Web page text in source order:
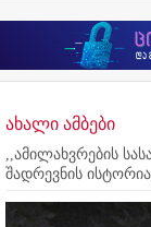
ახალი ამბები
,,ამილახვრების
შადრევნის